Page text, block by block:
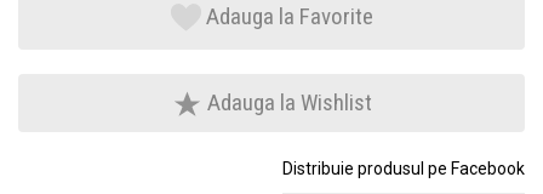
Adauga la Favorite
Adauga la Wishlist
Distribuie produsul pe Facebook